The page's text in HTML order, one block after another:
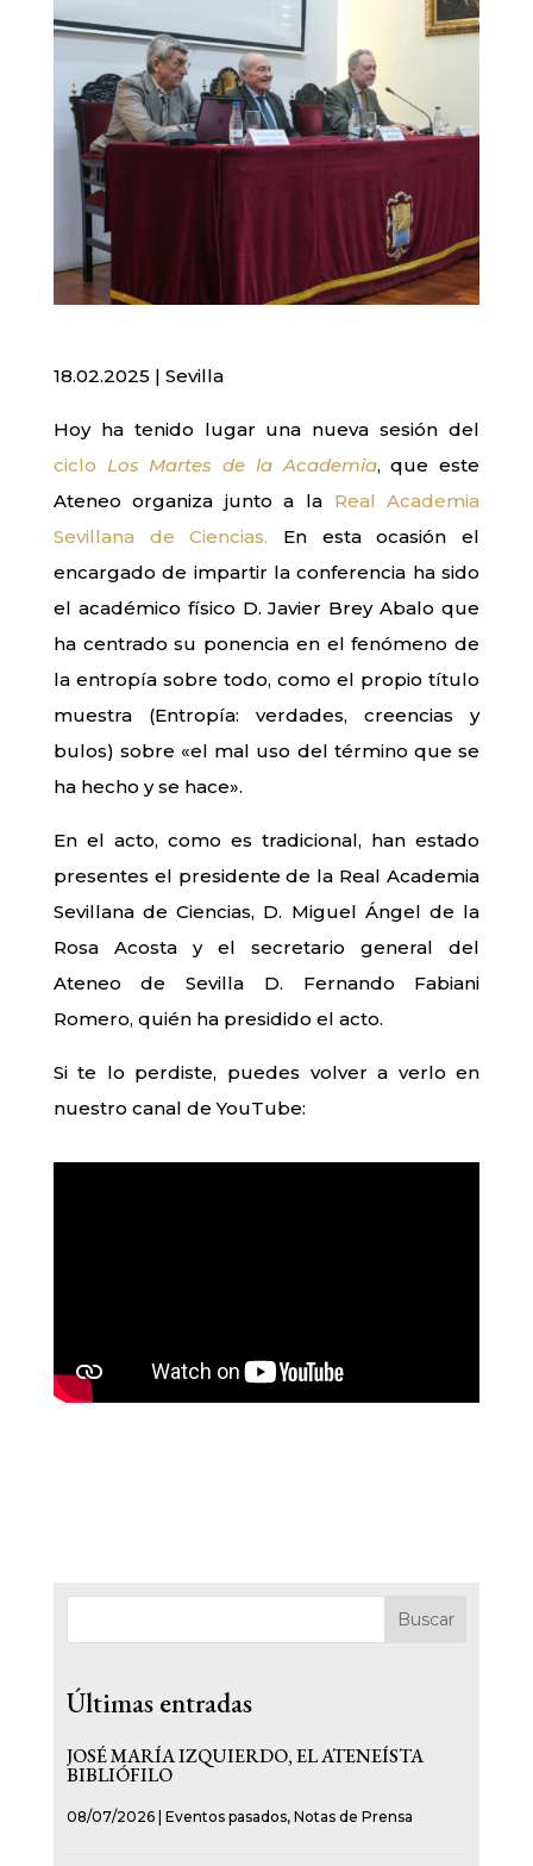
18.02.2025 | Sevilla
Hoy ha tenido lugar una nueva sesión del
ciclo Los Martes de la Academia, que este
Ateneo organiza junto a la Real Academia
Sevillana de Ciencias. En esta ocasión el
encargado de impartir la conferencia ha sido
el académico físico D. Javier Brey Abalo que
ha centrado su ponencia en el fenómeno de
la entropía sobre todo, como el propio título
muestra (Entropía: verdades, creencias y
bulos) sobre «el mal uso del término que se
ha hecho y se hace».
En el acto, como es tradicional, han estado
presentes el presidente de la Real Academia
Sevillana de Ciencias, D. Miguel Ángel de la
Rosa Acosta y el secretario general del
Ateneo de Sevilla D. Fernando Fabiani
Romero, quién ha presidido el acto.
Si te lo perdiste, puedes volver a verlo en
nuestro canal de YouTube:
Buscar
Últimas entradas
JOSÉ MARÍA IZQUIERDO, EL ATENEÍSTA
BIBLIÓFILO
08/07/2026| Eventos pasados, Notas de Prensa